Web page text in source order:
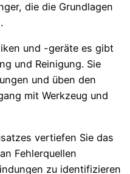
die die Grundlagen
und -geräte es gibt
und Reinigung. Sie
und üben den
mit Werkzeug und
vertiefen Sie das
Fehlerquellen
zu identifizieren